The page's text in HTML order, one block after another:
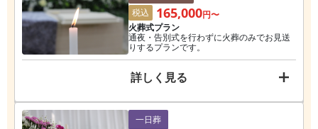
税込
165,000円〜
火葬式プラン
通夜・告別式を行わずに火葬のみでお見送
りするプランです。
詳しく見る
一日葬